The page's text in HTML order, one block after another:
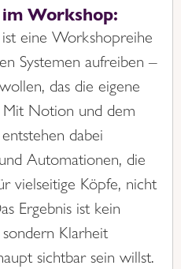
Workshop:
ist eine Workshopreihe
Systemen aufreiben –
das die eigene
Notion und dem
dabei
Automationen, die
vielseitige Köpfe, nicht
Ergebnis ist kein
Klarheit
sichtbar sein willst.